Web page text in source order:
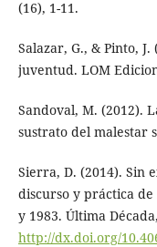
(16), 1-11.
Salazar, G., & Pinto,
juventud. LOM
Sandoval, M. (2012).
sustrato del malestar
Sierra, D. (2014). Sin
discurso y práctica
y 1983. Última
http://dx.doi.org/